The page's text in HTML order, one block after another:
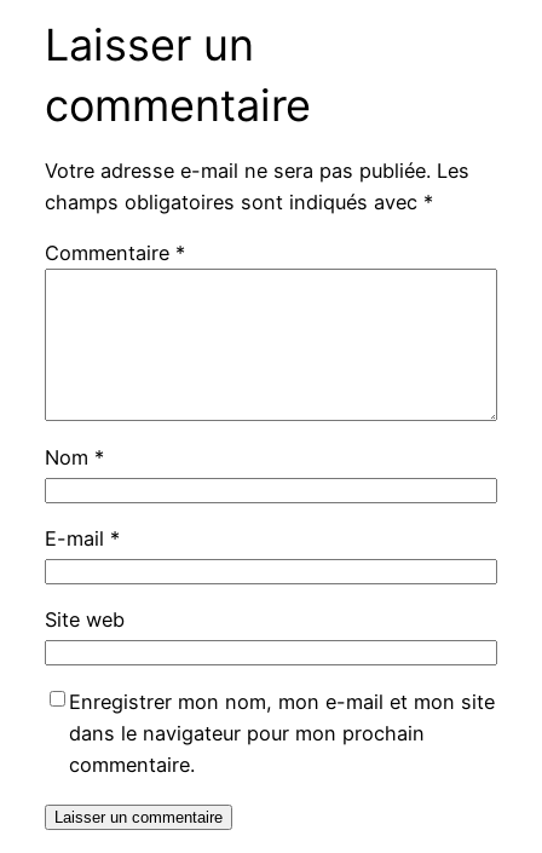
Laisser un
commentaire
Votre adresse e-mail ne sera pas publiée. Les
champs obligatoires sont indiqués avec *
Commentaire *
Nom *
E-mail *
Site web
Enregistrer mon nom, mon e-mail et mon site
dans le navigateur pour mon prochain
commentaire.